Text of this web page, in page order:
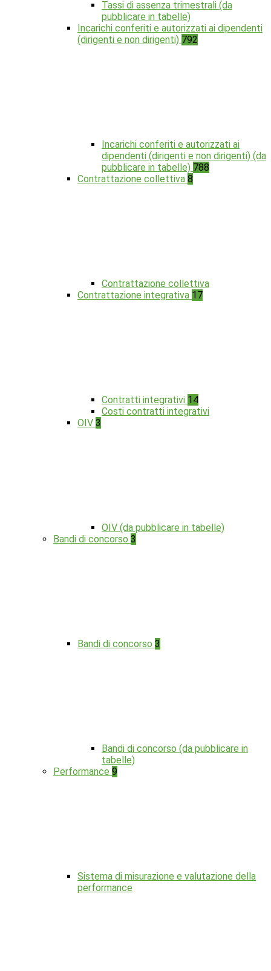
Tassi di assenza trimestrali (da
pubblicare in tabelle)
Incarichi conferiti e autorizzati ai dipendenti
(dirigenti e non dirigenti) 792
Incarichi conferiti e autorizzati ai
dipendenti (dirigenti e non dirigenti) (da
pubblicare in tabelle) 788
Contrattazione collettiva 8
Contrattazione collettiva
Contrattazione integrativa 17
Contratti integrativi 14
Costi contratti integrativi
OIV 3
OIV (da pubblicare in tabelle)
Bandi di concorso 3
Bandi di concorso 3
Bandi di concorso (da pubblicare in
tabelle)
Performance 9
Sistema di misurazione e valutazione della
performance